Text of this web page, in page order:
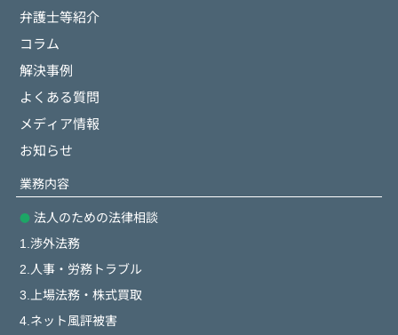
弁護士等紹介
コラム
解決事例
よくある質問
メディア情報
お知らせ
業務内容
法人のための法律相談
1.渉外法務
2.人事・労務トラブル
3.上場法務・株式買取
4.ネット風評被害